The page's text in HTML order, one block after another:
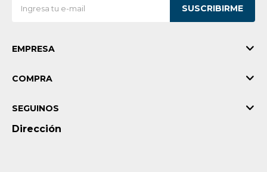
SUSCRIBIRME
EMPRESA
COMPRA
Dirección
SEGUINOS